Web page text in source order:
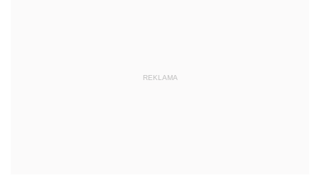
REKLAMA